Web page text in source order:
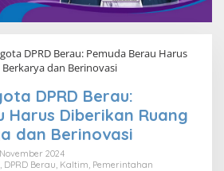
DPRD Berau: Pemuda Berau Harus
dan Berinovasi
DPRD Berau:
Harus Diberikan Ruang
dan Berinovasi
2024
DPRD Berau Kaltim Pemerintahan